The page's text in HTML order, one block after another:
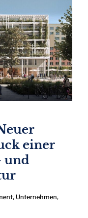
einer
und
, Unternehmen,